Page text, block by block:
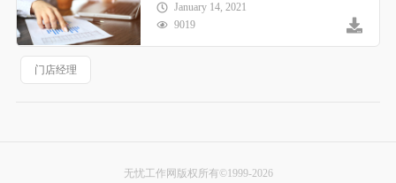
January 14, 2021
9019
门店经理
无忧工作网版权所有©1999-2026